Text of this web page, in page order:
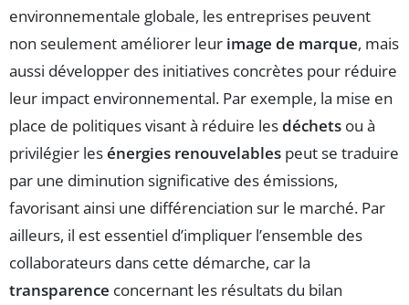
environnementale globale, les entreprises peuvent
non seulement améliorer leur image de marque, mais
aussi développer des initiatives concrètes pour réduire
leur impact environnemental. Par exemple, la mise en
place de politiques visant à réduire lesdéchets ou à
privilégier lesénergies renouvelables peut se traduire
par une diminution significative des émissions,
favorisant ainsi une différenciation sur le marché. Par
ailleurs, il est essentiel d’impliquer l’ensemble des
collaborateurs dans cette démarche, car la
transparence concernant les résultats du bilan